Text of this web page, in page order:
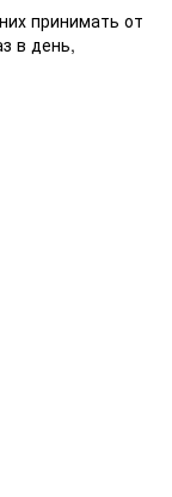
принимать от
в день,